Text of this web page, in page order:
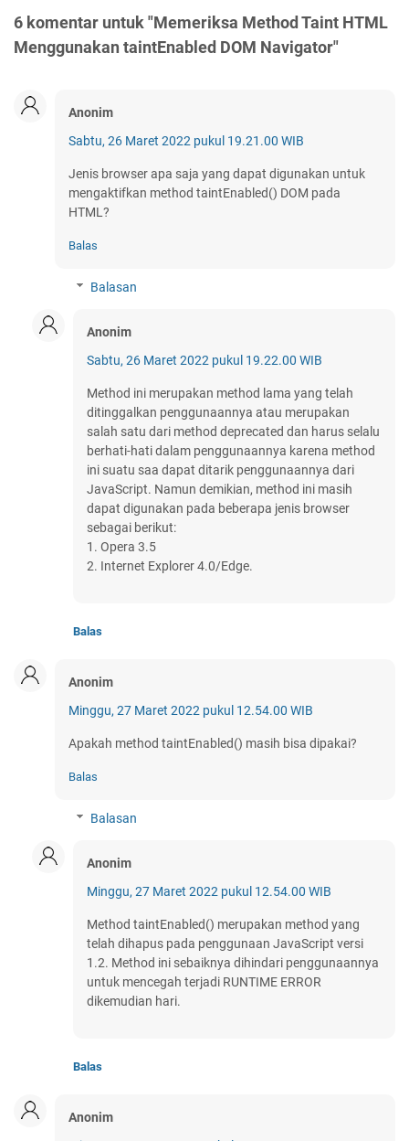
6 komentar untuk "Memeriksa Method Taint HTML
Menggunakan taintEnabled DOM Navigator"
Anonim
Sabtu, 26 Maret 2022 pukul 19.21.00 WIB
Jenis browser apa saja yang dapat digunakan untuk
mengaktifkan method taintEnabled() DOM pada
HTML?
Balas
Balasan
Anonim
Sabtu, 26 Maret 2022 pukul 19.22.00 WIB
Method ini merupakan method lama yang telah
ditinggalkan penggunaannya atau merupakan
salah satu dari method deprecated dan harus selalu
berhati-hati dalam penggunaannya karena method
ini suatu saa dapat ditarik penggunaannya dari
JavaScript. Namun demikian, method ini masih
dapat digunakan pada beberapa jenis browser
sebagai berikut:
1. Opera 3.5
2. Internet Explorer 4.0/Edge.
Balas
Anonim
Minggu, 27 Maret 2022 pukul 12.54.00 WIB
Apakah method taintEnabled() masih bisa dipakai?
Balas
Balasan
Anonim
Minggu, 27 Maret 2022 pukul 12.54.00 WIB
Method taintEnabled() merupakan method yang
telah dihapus pada penggunaan JavaScript versi
1.2. Method ini sebaiknya dihindari penggunaannya
untuk mencegah terjadi RUNTIME ERROR
dikemudian hari.
Balas
Anonim